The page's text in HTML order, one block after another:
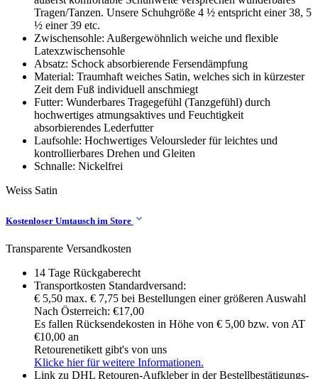
Tragen/Tanzen. Unsere Schuhgröße 4 ½ entspricht einer 38, 5
½ einer 39 etc.
Zwischensohle: Außergewöhnlich weiche und flexible
Latexzwischensohle
Absatz: Schock absorbierende Fersendämpfung
Material: Traumhaft weiches Satin, welches sich in kürzester
Zeit dem Fuß individuell anschmiegt
Futter: Wunderbares Tragegefühl (Tanzgefühl) durch
hochwertiges atmungsaktives und Feuchtigkeit
absorbierendes Lederfutter
Laufsohle: Hochwertiges Veloursleder für leichtes und
kontrollierbares Drehen und Gleiten
Schnalle: Nickelfrei
Weiss Satin
Kostenloser Umtausch im Store
Transparente Versandkosten
14 Tage Rückgaberecht
Transportkosten Standardversand:
€ 5,50 max. € 7,75 bei Bestellungen einer größeren Auswahl
Nach Österreich: €17,00
Es fallen Rücksendekosten in Höhe von € 5,00 bzw. von AT
€10,00 an
Retourenetikett gibt's von uns
Klicke hier für weitere Informationen.
Link zu DHL Retouren-Aufkleber in der Bestellbestätigungs-